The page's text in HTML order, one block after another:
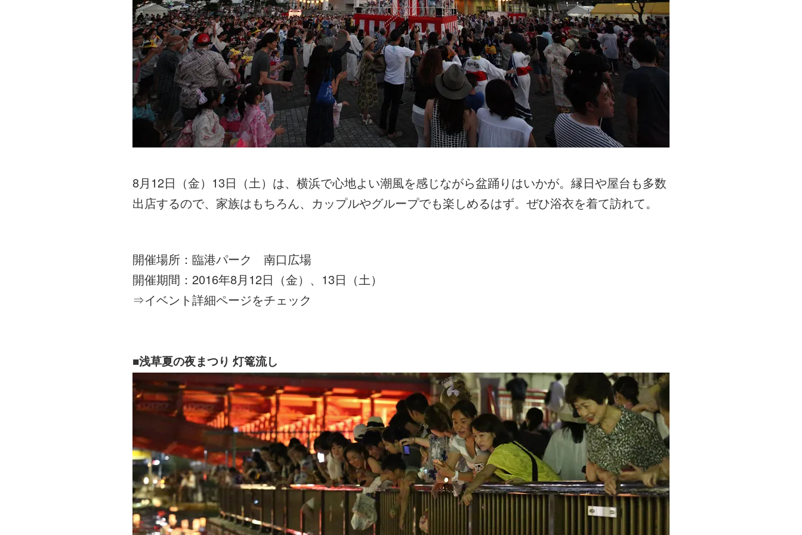
8月12日（金）13日（土）は、横浜で心地よい潮風を感じながら盆踊りはいかが。縁日や屋台も多数
出店するので、家族はもちろん、カップルやグループでも楽しめるはず。ぜひ浴衣を着て訪れて。
開催場所：臨港パーク 南口広場
開催期間：2016年8月12日（金）、13日（土）
⇒イベント詳細ページをチェック
■浅草夏の夜まつり 灯篭流し